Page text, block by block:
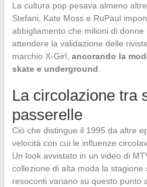
La cultura pop pesava almeno
Stefani, Kate Moss e RuPaul
abbigliamento che milioni di
attendere la validazione delle
marchio X-Girl, ancorando la
skate e underground.
La circolazione tra
passerelle
Ciò che distingue il 1995 da altre
velocità con cui le influenze
Un look avvistato in un video di
collezione di alta moda la stagione
resoconti variano su questo punto